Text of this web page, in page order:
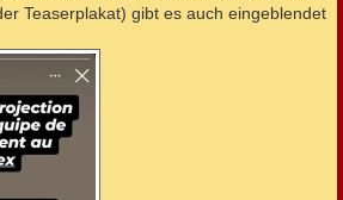
Teaserplakat) gibt es auch eingeblendet